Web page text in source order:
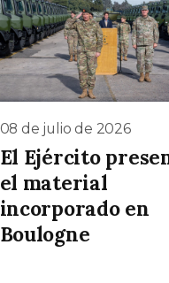
08 de julio de 2026
El Ejército
el material
incorporado en
Boulogne